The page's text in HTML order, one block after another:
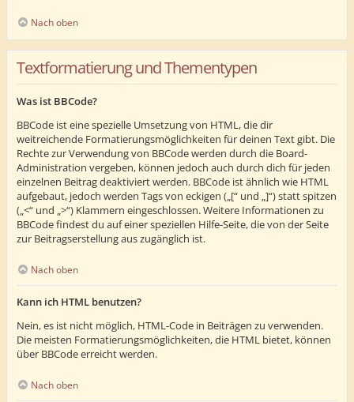
Nach oben
Textformatierung und Thementypen
Was ist BBCode?
BBCode ist eine spezielle Umsetzung von HTML, die dir
weitreichende Formatierungsmöglichkeiten für deinen Text gibt. Die
Rechte zur Verwendung von BBCode werden durch die Board-
Administration vergeben, können jedoch auch durch dich für jeden
einzelnen Beitrag deaktiviert werden. BBCode ist ähnlich wie HTML
aufgebaut, jedoch werden Tags von eckigen („[“ und „]“) statt spitzen
(„<“ und „>“) Klammern eingeschlossen. Weitere Informationen zu
BBCode findest du auf einer speziellen Hilfe-Seite, die von der Seite
zur Beitragserstellung aus zugänglich ist.
Nach oben
Kann ich HTML benutzen?
Nein, es ist nicht möglich, HTML-Code in Beiträgen zu verwenden.
Die meisten Formatierungsmöglichkeiten, die HTML bietet, können
über BBCode erreicht werden.
Nach oben